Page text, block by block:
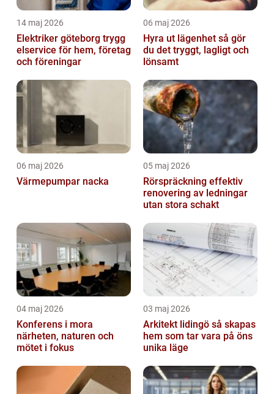
14 maj 2026
Elektriker göteborg trygg
elservice för hem, företag
och föreningar
06 maj 2026
Hyra ut lägenhet så gör
du det tryggt, lagligt och
lönsamt
06 maj 2026
Värmepumpar nacka
05 maj 2026
Rörspräckning effektiv
renovering av ledningar
utan stora schakt
04 maj 2026
Konferens i mora
närheten, naturen och
mötet i fokus
03 maj 2026
Arkitekt lidingö så skapas
hem som tar vara på öns
unika läge